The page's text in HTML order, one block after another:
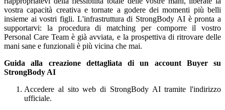
vostra capacità creativa e tornate a godere dei momenti più belli
insieme ai vostri figli. L'infrastruttura di StrongBody AI è pronta a
supportarvi: la procedura di matching per comporre il vostro
Personal Care Team è già avviata, e la prospettiva di ritrovare delle
mani sane e funzionali è più vicina che mai.
Guida alla creazione dettagliata di un account Buyer su
StrongBody AI
Accedere al sito web di StrongBody AI tramite l'indirizzo
ufficiale.